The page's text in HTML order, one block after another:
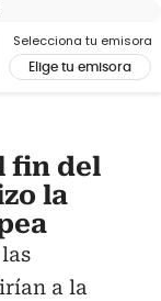
Selecciona tu emisora
Elige tu emisora
fin del
la
a la